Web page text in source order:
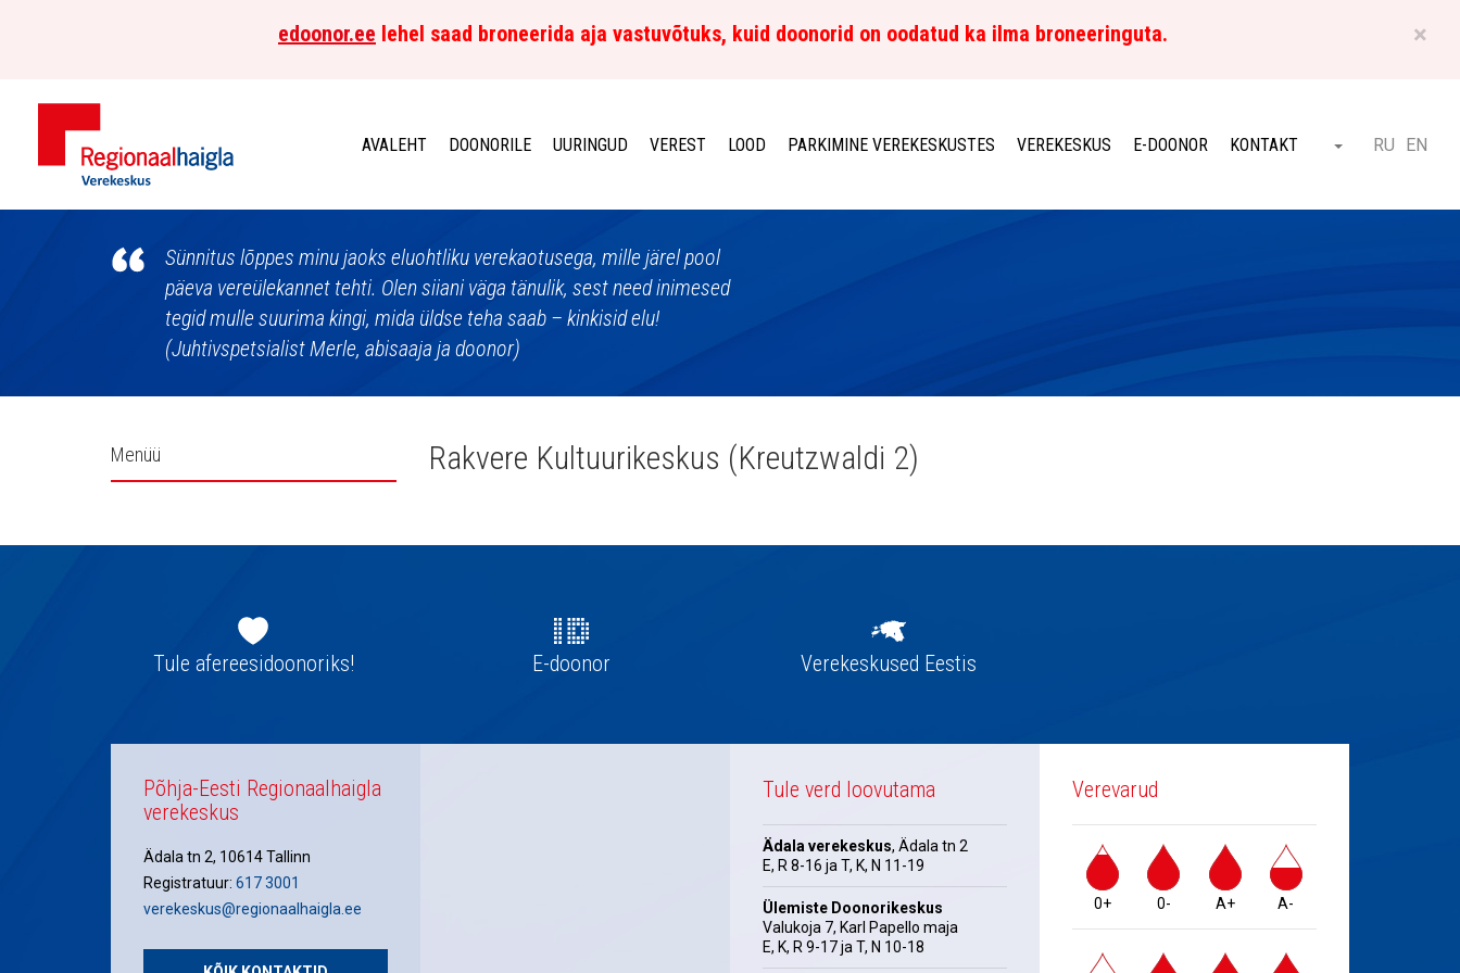
×
edoonor.ee lehel saad broneerida aja vastuvõtuks, kuid doonorid on oodatud ka ilma broneeringuta.
Põhja-
Eesti
Regionaalhaigla
Verekeskus
AVALEHT DOONORILE UURINGUD VEREST LOOD PARKIMINE VEREKESKUSTES VEREKESKUS E-DOONOR KONTAKT Otsi ET
RU EN
Sünnitus lõppes minu jaoks eluohtliku verekaotusega, mille järel pool
päeva vereülekannet tehti. Olen siiani väga tänulik, sest need inimesed
tegid mulle suurima kingi, mida üldse teha saab – kinkisid elu!
(Juhtivspetsialist Merle, abisaaja ja doonor)
Külgpaani
Menüü Rakvere Kultuurikeskus (Kreutzwaldi 2)
navigatsioonTule afereesidoonoriks! E-doonor Verekeskused Eestis
Põhja-Eesti Regionaalhaigla
verekeskus
Ädala tn 2, 10614 Tallinn
Registratuur: 617 3001
verekeskus@regionaalhaigla.ee
Tule verd loovutama
Ädala verekeskus, Ädala tn 2
E, R 8-16 ja T, K, N 11-19
Ülemiste Doonorikeskus
Valukoja 7, Karl Papello maja
E, K, R 9-17 ja T, N 10-18
Verevarud
0+ 0- A+ A-